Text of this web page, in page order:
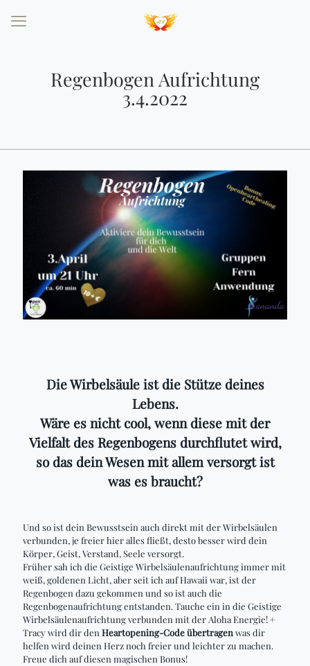
Regenbogen Aufrichtung
3.4.2022
Die Wirbelsäule ist die Stütze deines
Lebens.
Wäre es nicht cool, wenn diese mit der
Vielfalt des Regenbogens durchflutet wird,
so das dein Wesen mit allem versorgt ist
was es braucht?
Und so ist dein Bewusstsein auch direkt mit der Wirbelsäulen
verbunden, je freier hier alles fließt, desto besser wird dein
Körper, Geist, Verstand, Seele versorgt.
Früher sah ich die Geistige Wirbelsäulenaufrichtung immer mit
weiß, goldenen Licht, aber seit ich auf Hawaii war, ist der
Regenbogen dazu gekommen und so ist auch die
Regenbogenaufrichtung entstanden. Tauche ein in die Geistige
Wirbelsäulenaufrichtung verbunden mit der Aloha Energie! +
Tracy wird dir den Heartopening-Code übertragenwas dir
helfen wird deinen Herz noch freier und leichter zu machen.
Freue dich auf diesen magischen Bonus!